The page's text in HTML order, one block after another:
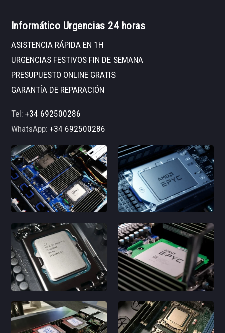
Informático Urgencias 24 horas
ASISTENCIA RÁPIDA EN 1H
URGENCIAS FESTIVOS FIN DE SEMANA
PRESUPUESTO ONLINE GRATIS
GARANTÍA DE REPARACIÓN
Tel:+34 692500286
WhatsApp:+34 692500286